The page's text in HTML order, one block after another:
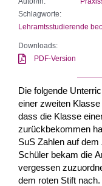
Schlagworte:
Lehramtsstudierende
Downloads:
PDF-Version
Die folgende
einer zweiten
dass die Klasse
zurückbekommen
SuS Zahlen auf
Schüler bekam die
vergessen
dem roten Stift